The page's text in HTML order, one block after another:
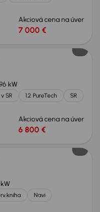
Akciová cena na úver
7 000 €
kW
SR 1.2 PureTech
SR
Akciová cena na úver
6 800 €
Navi